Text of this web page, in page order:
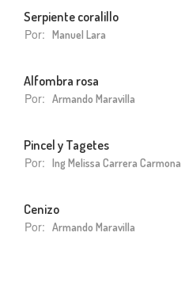
Serpiente coralillo
Por: Manuel Lara
Alfombra rosa
Por: Armando Maravilla
Pincel y Tagetes
Por: Ing Melissa Carrera Carmona
Cenizo
Por: Armando Maravilla